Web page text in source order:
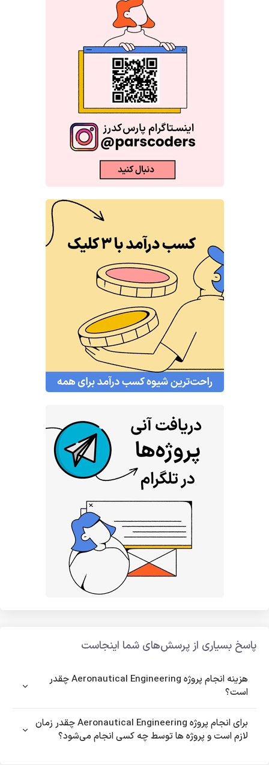
پاسخ بسیاری از پرسش‌های شما اینجاست
هزینه انجام پروژه Aeronautical Engineering چقدر
است؟
برای انجام پروژه Aeronautical Engineering چقدر زمان
لازم است و پروژه ها توسط چه کسی انجام می‌شود؟